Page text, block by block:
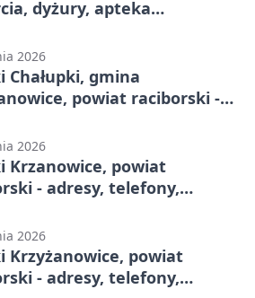
dyżury, apteka
2026
Chałupki, gmina
powiat raciborski -
2026
Krzanowice, powiat
- adresy, telefony,
2026
Krzyżanowice, powiat
- adresy, telefony,